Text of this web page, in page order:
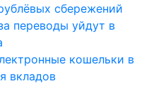
сбережений
переводы уйдут в
кошельки в
вкладов